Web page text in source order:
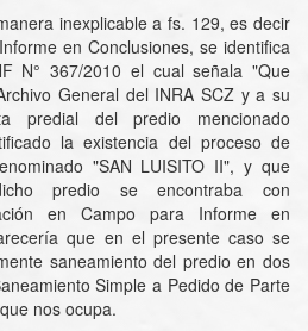
inexplicable a fs. 129, es decir
en Conclusiones, se identifica
N° 367/2010 el cual señala "Que
General del INRA SCZ y a su
predial del predio mencionado
la existencia del proceso de
"SAN LUISITO II", y que
predio se encontraba con
en Campo para Informe en
que en el presente caso se
saneamiento del predio en dos
Simple a Pedido de Parte
nos ocupa.